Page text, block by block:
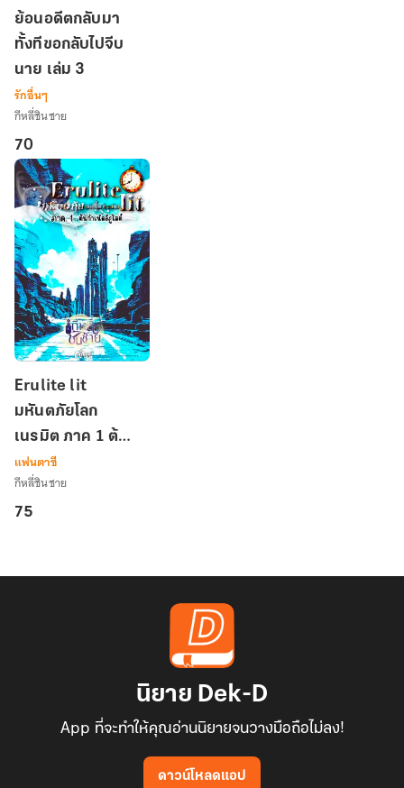
อดีต
กลับ
มา
ทั้งที
ขอก
ลับ
ไป
จีบ
นาย
เล่ม
3
ย้อนอดีตกลับมา
ทั้งทีขอกลับไปจีบ
นาย เล่ม 3
รักอื่นๆ
กีหลี่ชินชาย
70
lit
มหันตภัย
โลก
เนรมิต
ภาค
Erulite lit
มหันตภัยโลก
เนรมิต ภาค 1 ต้น
กำเนิดอีรูไลต์
แฟนตาซี
กีหลี่ชินชาย
75
นิยาย Dek-D
App ที่จะทำให้คุณอ่านนิยายจนวางมือถือไม่ลง!
ดาวน์โหลดแอป